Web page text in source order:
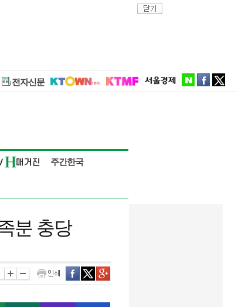
전자신문 naverfacebooktwitter
주간한국
분 충당
facebooktwitter구글